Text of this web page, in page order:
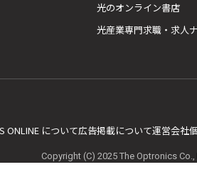
光のオンライン書店
光産業専門求職・求人
ONLINE について広告掲載について運営会社
Copyright (C) 2025 The Optronics